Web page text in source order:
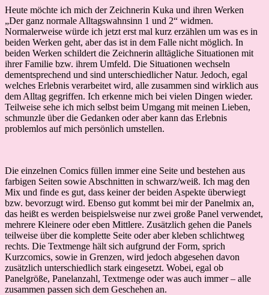
Heute möchte ich mich der Zeichnerin Kuka und ihren Werken
„Der ganz normale Alltagswahnsinn 1 und 2“ widmen.
Normalerweise würde ich jetzt erst mal kurz erzählen um was es in
beiden Werken geht, aber das ist in dem Falle nicht möglich. In
beiden Werken schildert die Zeichnerin alltägliche Situationen mit
ihrer Familie bzw. ihrem Umfeld. Die Situationen wechseln
dementsprechend und sind unterschiedlicher Natur. Jedoch, egal
welches Erlebnis verarbeitet wird, alle zusammen sind wirklich aus
dem Alltag gegriffen. Ich erkenne mich bei vielen Dingen wieder.
Teilweise sehe ich mich selbst beim Umgang mit meinen Lieben,
schmunzle über die Gedanken oder aber kann das Erlebnis
problemlos auf mich persönlich umstellen.
Die einzelnen Comics füllen immer eine Seite und bestehen aus
farbigen Seiten sowie Abschnitten in schwarz/weiß. Ich mag den
Mix und finde es gut, dass keiner der beiden Aspekte überwiegt
bzw. bevorzugt wird. Ebenso gut kommt bei mir der Panelmix an,
das heißt es werden beispielsweise nur zwei große Panel verwendet,
mehrere Kleinere oder eben Mittlere. Zusätzlich gehen die Panels
teilweise über die komplette Seite oder aber kleben schlichtweg
rechts. Die Textmenge hält sich aufgrund der Form, sprich
Kurzcomics, sowie in Grenzen, wird jedoch abgesehen davon
zusätzlich unterschiedlich stark eingesetzt. Wobei, egal ob
Panelgröße, Panelanzahl, Textmenge oder was auch immer – alle
zusammen passen sich dem Geschehen an.